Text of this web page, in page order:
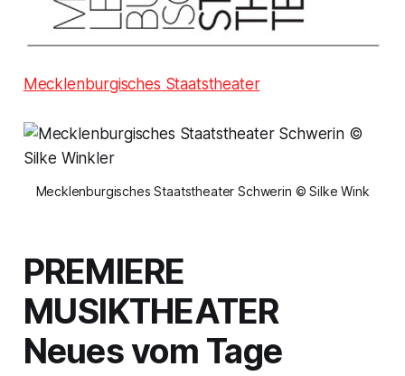
Mecklenburgisches Staatstheater
Mecklenburgisches Staatstheater Schwerin © Silke Wink
PREMIERE
MUSIKTHEATER
Neues vom Tage